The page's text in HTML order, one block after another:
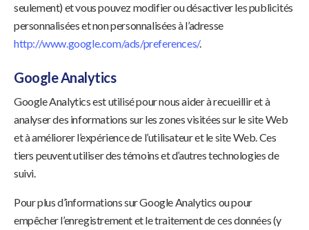
seulement) et vous pouvez modifier ou désactiver les publicités
personnalisées et non personnalisées à l’adresse
http://www.google.com/ads/preferences/.
Google Analytics
Google Analytics est utilisé pour nous aider à recueillir et à
analyser des informations sur les zones visitées sur le site Web
et à améliorer l’expérience de l’utilisateur et le site Web. Ces
tiers peuvent utiliser des témoins et d’autres technologies de
suivi.
Pour plus d’informations sur Google Analytics ou pour
empêcher l’enregistrement et le traitement de ces données (y